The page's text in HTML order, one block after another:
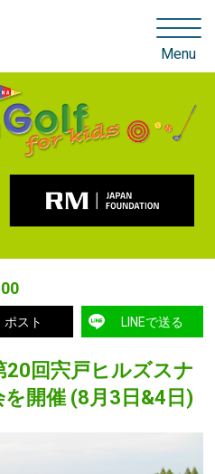
Menu
ポスト LINEで送る
回宍戸ヒルズスナ
開催 (8月3日&4日)